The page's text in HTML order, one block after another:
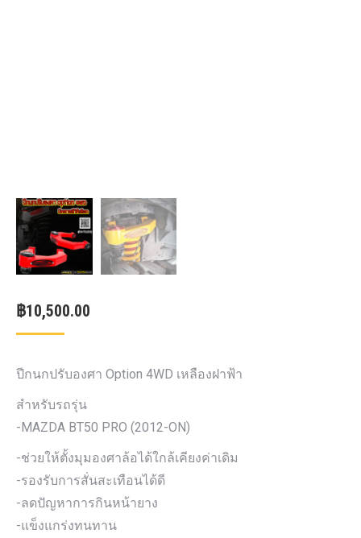
฿10,500.00
ปีกนกปรับองศา Option 4WD เหลืองฝาฟ้า
สำหรับรถรุ่น
-MAZDA BT50 PRO (2012-ON)
-ช่วยให้ตั้งมุมองศาล้อได้ใกล้เคียงค่าเดิม
-รองรับการสั่นสะเทือนได้ดี
-ลดปัญหาการกินหน้ายาง
-แข็งแกร่งทนทาน